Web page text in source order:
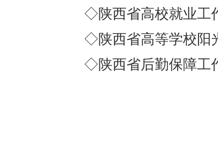
◇陕西省高校就业工
◇陕西省高等学校阳
◇陕西省后勤保障工